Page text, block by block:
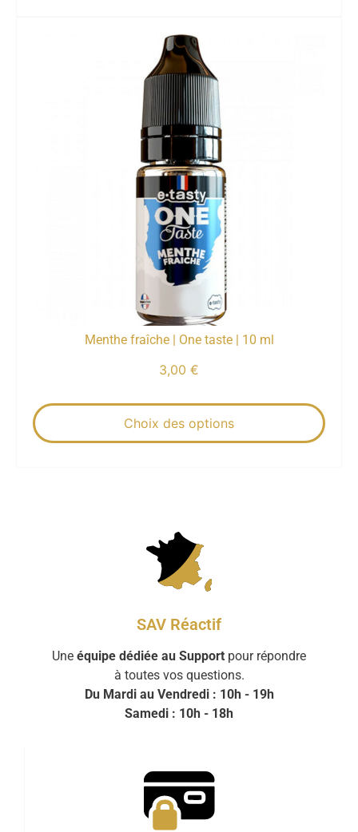
Menthe fraîche | One taste | 10 ml
3,00 €
Choix des options
SAV Réactif
Une équipe dédiée au Support pour répondre
à toutes vos questions.
Du Mardi au Vendredi : 10h - 19h
Samedi : 10h - 18h